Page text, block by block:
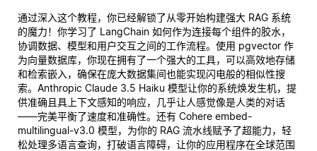
通过深入这个教程，你已经解锁了从零开始构建强大 RAG 系统
的魔力！你学习了 LangChain 如何作为连接每个组件的胶水，
协调数据、模型和用户交互之间的工作流程。使用 pgvector 作
为向量数据库，你现在拥有了一个强大的工具，可以高效地存储
和检索嵌入，确保在庞大数据集间也能实现闪电般的相似性搜
索。Anthropic Claude 3.5 Haiku 模型让你的系统焕发生机，提
供准确且具上下文感知的响应，几乎让人感觉像是人类的对话
——完美平衡了速度和准确性。还有 Cohere embed-
multilingual-v3.0 模型，为你的 RAG 流水线赋予了超能力，轻
松处理多语言查询，打破语言障碍，让你的应用程序在全球范围